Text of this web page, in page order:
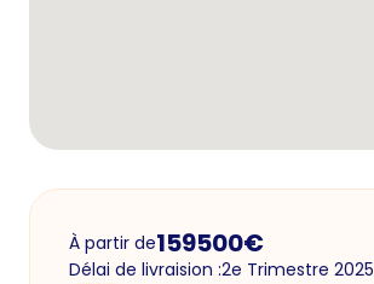
À partir de159500€
Délai de livraision :2e Trimestre 2025